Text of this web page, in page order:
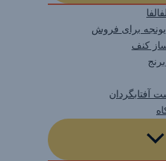
برای فروش
کنف
آفتابگردان